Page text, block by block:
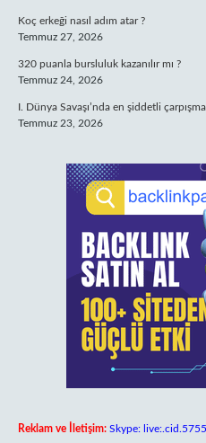
Koç erkeği nasıl adım atar ?
Temmuz 27, 2026
320 puanla bursluluk kazanılır mı ?
Temmuz 24, 2026
I. Dünya Savaşı’nda en şiddetli
Temmuz 23, 2026
Reklam ve İletişim: Skype: